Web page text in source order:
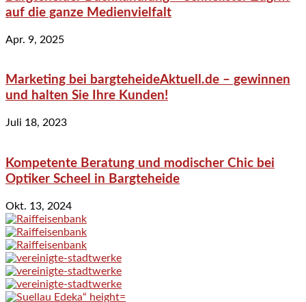
auf die ganze Medienvielfalt
Apr. 9, 2025
Marketing bei bargteheideAktuell.de – gewinnen
und halten Sie Ihre Kunden!
Juli 18, 2023
Kompetente Beratung und modischer Chic bei
Optiker Scheel in Bargteheide
Okt. 13, 2024